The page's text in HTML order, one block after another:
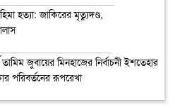
হত্যা: জাকিরের মৃত্যুদণ্ড,
তামিম জুবায়ের মিনহাজের নির্বাচনী ইশতেহার
পরিবর্তনের রূপরেখা